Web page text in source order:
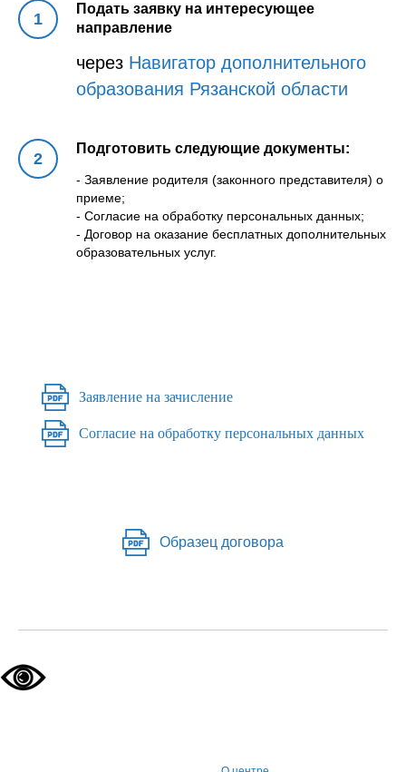
Подать заявку на интересующее
направление
через Навигатор дополнительного
образования Рязанской области
Подготовить следующие документы:
- Заявление родителя (законного представителя) о
приеме;
- Согласие на обработку персональных данных;
- Договор на оказание бесплатных дополнительных
образовательных услуг.
Заявление на зачисление
Согласие на обработку персональных данных
Образец договора